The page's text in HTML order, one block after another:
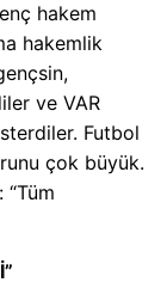
hakem
hakemlik
ve VAR
Futbol
çok büyük.